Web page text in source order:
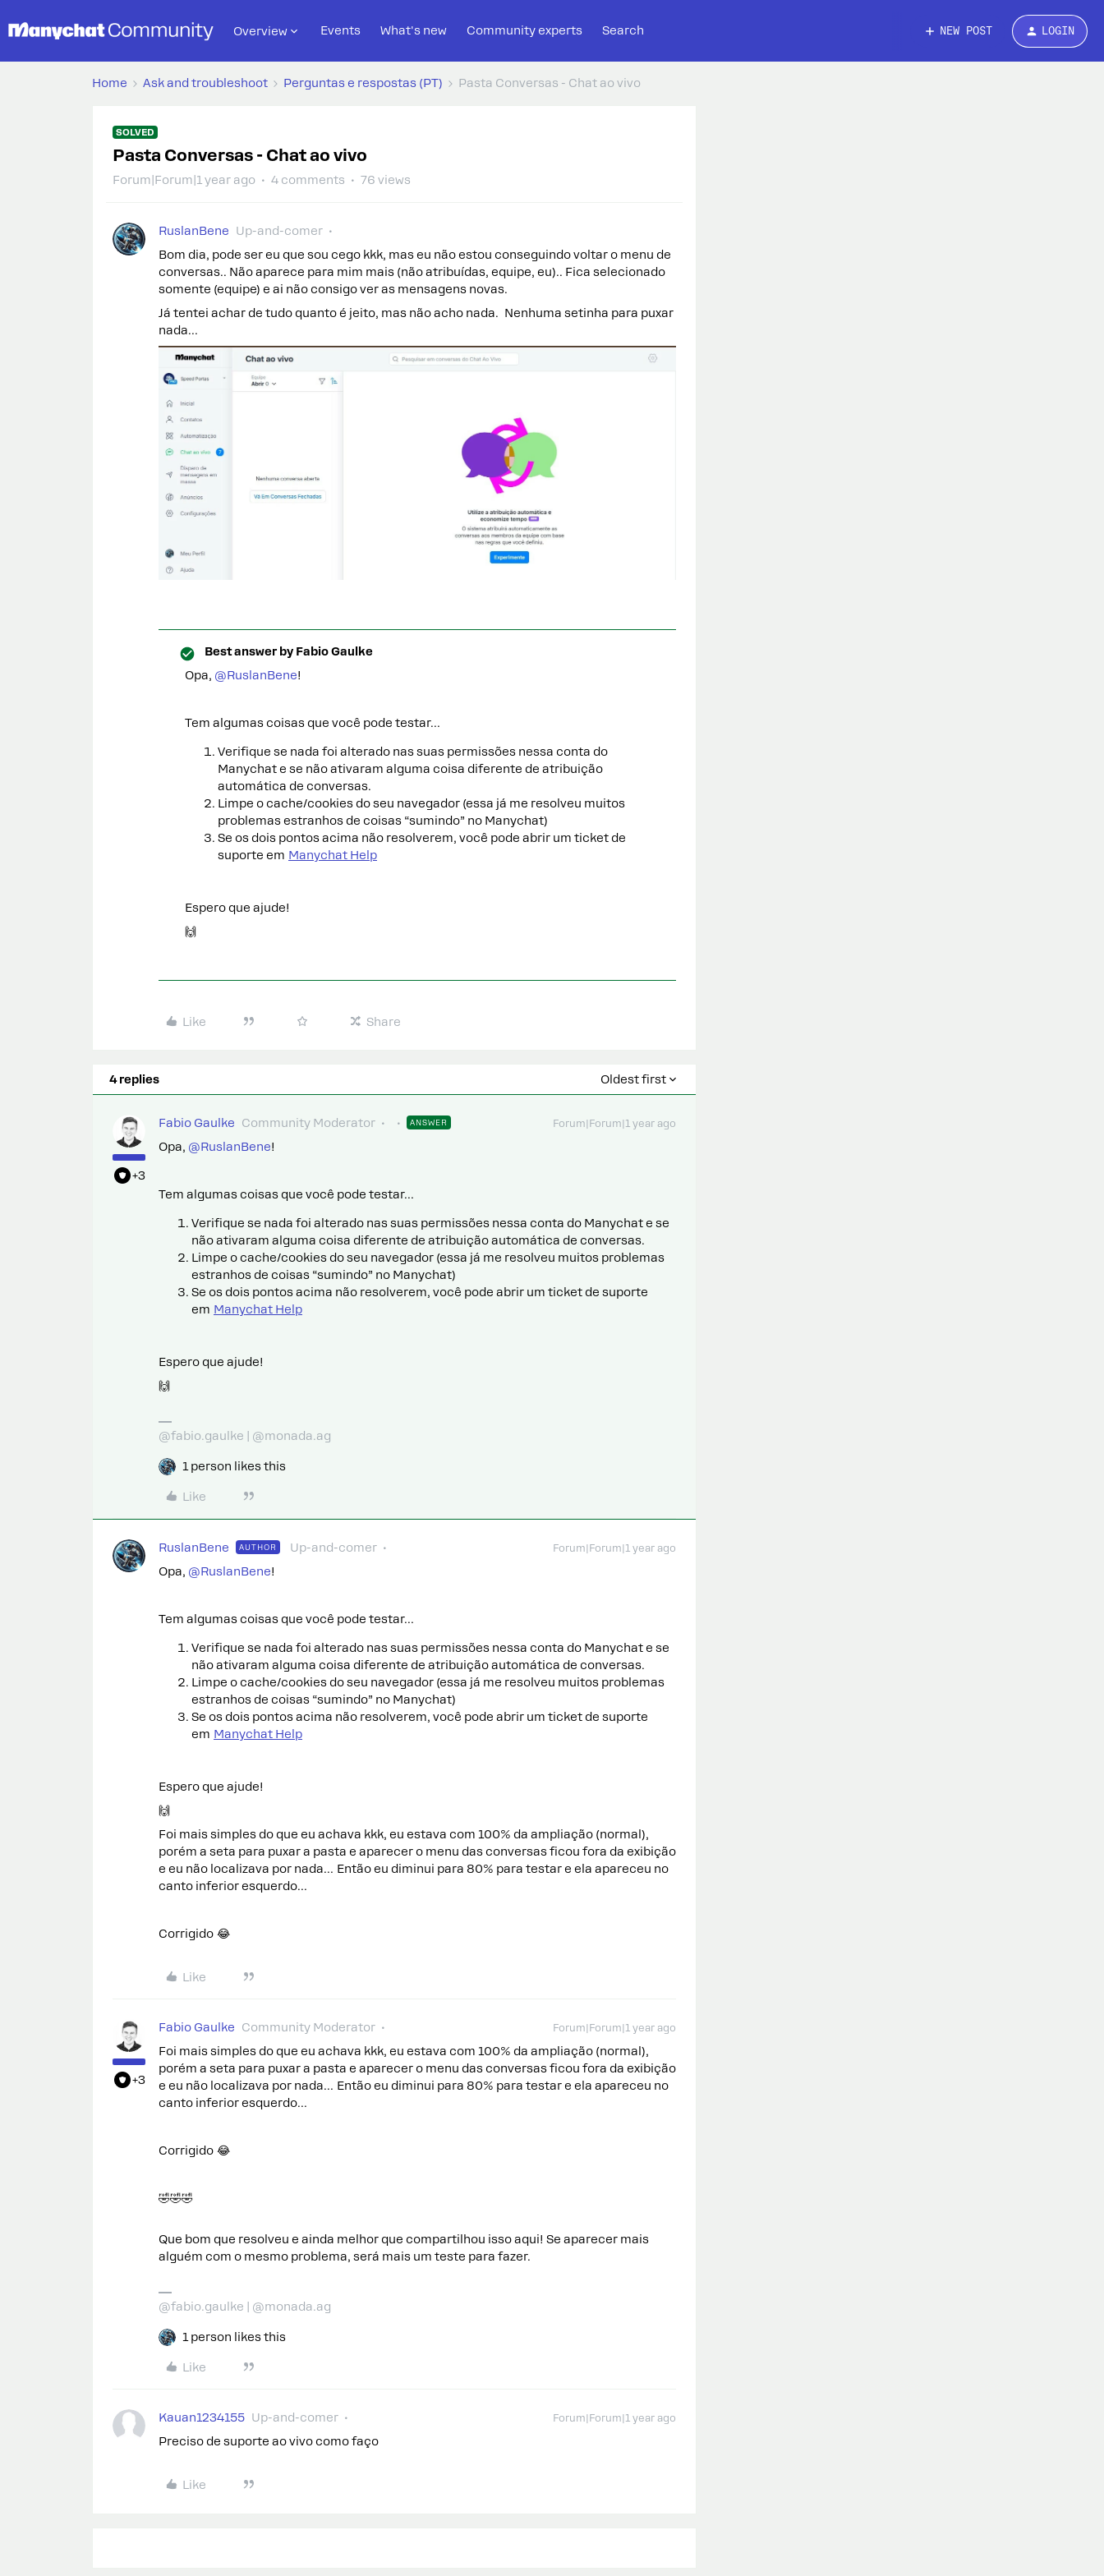
Overview Events What's new Community experts Search NEW POST LOGIN
Home Ask and troubleshoot Perguntas e respostas (PT) Pasta Conversas - Chat ao vivo
SOLVED
Pasta Conversas - Chat ao vivo
Forum|Forum|1 year ago 4 comments 76 views
RuslanBene
Up-and-comer
Bom dia, pode ser eu que sou cego kkk, mas eu não estou conseguindo voltar o menu de
conversas.. Não aparece para mim mais (não atribuídas, equipe, eu).. Fica selecionado
somente (equipe) e ai não consigo ver as mensagens novas.
Já tentei achar de tudo quanto é jeito, mas não acho nada. Nenhuma setinha para puxar
nada…
Best answer by Fabio Gaulke
Opa, ​ @RuslanBene!
Tem algumas coisas que você pode testar…
Verifique se nada foi alterado nas suas permissões nessa conta do
Manychat e se não ativaram alguma coisa diferente de atribuição
automática de conversas.
Limpe o cache/cookies do seu navegador (essa já me resolveu muitos
problemas estranhos de coisas “sumindo” no Manychat)
Se os dois pontos acima não resolverem, você pode abrir um ticket de
suporte em Manychat Help
Espero que ajude!
🙌
Like Share
4 replies Oldest first
+3
Fabio Gaulke Community Moderator ANSWER Forum|Forum|1 year ago
Opa, ​ @RuslanBene!
Tem algumas coisas que você pode testar…
Verifique se nada foi alterado nas suas permissões nessa conta do Manychat e se
não ativaram alguma coisa diferente de atribuição automática de conversas.
Limpe o cache/cookies do seu navegador (essa já me resolveu muitos problemas
estranhos de coisas “sumindo” no Manychat)
Se os dois pontos acima não resolverem, você pode abrir um ticket de suporte
em Manychat Help
Espero que ajude!
🙌
@fabio.gaulke | @monada.ag
1 person likes this
Like
RuslanBene AUTHOR Up-and-comer Forum|Forum|1 year ago
Opa, ​ @RuslanBene!
Tem algumas coisas que você pode testar…
Verifique se nada foi alterado nas suas permissões nessa conta do Manychat e se
não ativaram alguma coisa diferente de atribuição automática de conversas.
Limpe o cache/cookies do seu navegador (essa já me resolveu muitos problemas
estranhos de coisas “sumindo” no Manychat)
Se os dois pontos acima não resolverem, você pode abrir um ticket de suporte
em Manychat Help
Espero que ajude!
🙌
Foi mais simples do que eu achava kkk, eu estava com 100% da ampliação (normal),
porém a seta para puxar a pasta e aparecer o menu das conversas ficou fora da exibição
e eu não localizava por nada… Então eu diminui para 80% para testar e ela apareceu no
canto inferior esquerdo…
Corrigido 😂
Like
+3
Fabio Gaulke Community Moderator Forum|Forum|1 year ago
Foi mais simples do que eu achava kkk, eu estava com 100% da ampliação (normal),
porém a seta para puxar a pasta e aparecer o menu das conversas ficou fora da exibição
e eu não localizava por nada… Então eu diminui para 80% para testar e ela apareceu no
canto inferior esquerdo…
Corrigido 😂
🤣🤣🤣
Que bom que resolveu e ainda melhor que compartilhou isso aqui! Se aparecer mais
alguém com o mesmo problema, será mais um teste para fazer.
@fabio.gaulke | @monada.ag
1 person likes this
Like
Kauan1234155 Up-and-comer Forum|Forum|1 year ago
Preciso de suporte ao vivo como faço
Like